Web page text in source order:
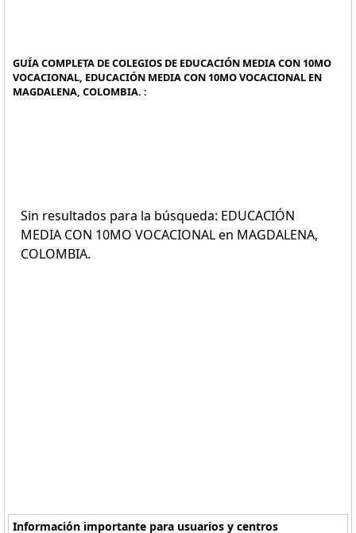
GUÍA COMPLETA DE COLEGIOS DE EDUCACIÓN MEDIA CON 10MO
VOCACIONAL, EDUCACIÓN MEDIA CON 10MO VOCACIONAL EN
MAGDALENA, COLOMBIA. :
Sin resultados para la búsqueda: EDUCACIÓN
MEDIA CON 10MO VOCACIONAL en MAGDALENA,
COLOMBIA.
Información importante para usuarios y centros